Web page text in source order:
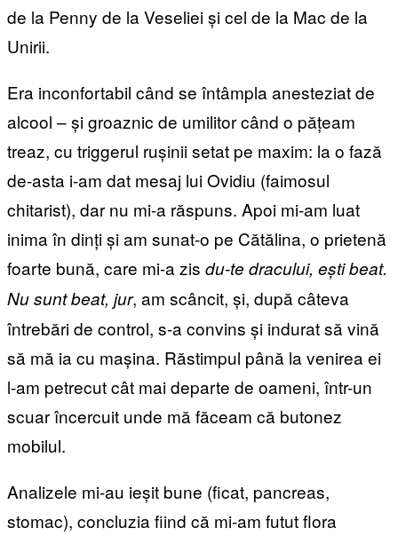
de la Penny de la Veseliei și cel de la Mac de la
Unirii.
Era inconfortabil când se întâmpla anesteziat de
alcool – și groaznic de umilitor când o pățeam
treaz, cu triggerul rușinii setat pe maxim: la o fază
de-asta i-am dat mesaj lui Ovidiu (faimosul
chitarist), dar nu mi-a răspuns. Apoi mi-am luat
inima în dinți și am sunat-o pe Cătălina, o prietenă
foarte bună, care mi-a zis du-te dracului, ești beat.
Nu sunt beat, jur, am scâncit, și, după câteva
întrebări de control, s-a convins și indurat să vină
să mă ia cu mașina. Răstimpul până la venirea ei
l-am petrecut cât mai departe de oameni, într-un
scuar încercuit unde mă făceam că butonez
mobilul.
Analizele mi-au ieșit bune (ficat, pancreas,
stomac), concluzia fiind că mi-am futut flora